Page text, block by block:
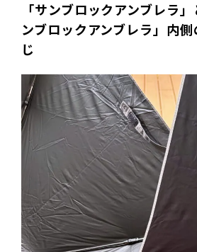
「サンブロックアンブレラ
ンブロックアンブレラ」内
じ